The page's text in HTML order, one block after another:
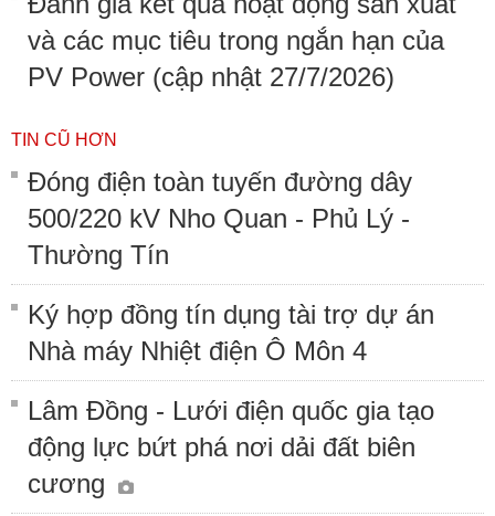
và các mục tiêu trong ngắn hạn của
PV Power (cập nhật 27/7/2026)
TIN CŨ HƠN
Đóng điện toàn tuyến đường dây
500/220 kV Nho Quan - Phủ Lý -
Thường Tín
Ký hợp đồng tín dụng tài trợ dự án
Nhà máy Nhiệt điện Ô Môn 4
Lâm Đồng - Lưới điện quốc gia tạo
động lực bứt phá nơi dải đất biên
cương